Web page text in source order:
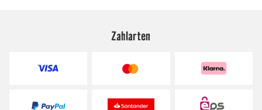
Zahlarten